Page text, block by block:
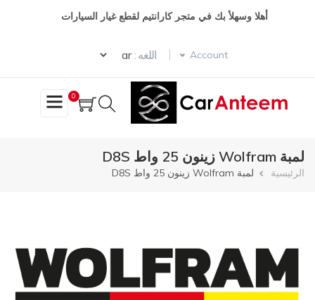
أهلا وسهلأ بك في متجر كارانتيم لقطع غيار السيارات
Account اللغه :
Select your language
0
لمبة Wolfram زينون 25 واط D8S
مسار
الرئيسية لمبة Wolfram زينون 25 واط D8S